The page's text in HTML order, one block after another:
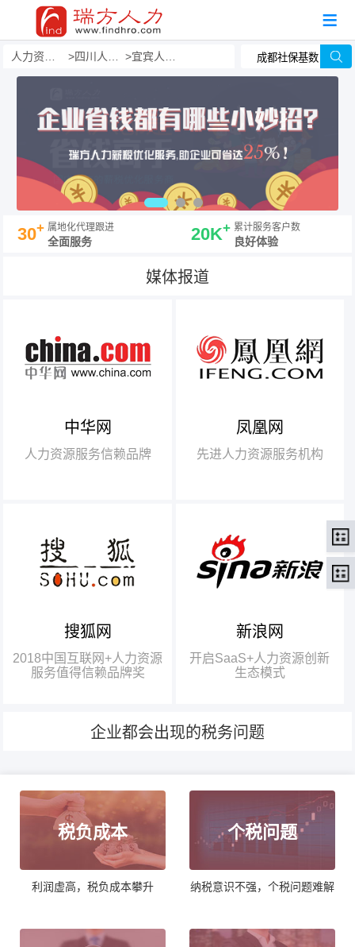
四川人力资源外包公司 宜宾人力资源外包公司
30+ 属地化代理跟进
全面服务 20K+ 累计服务客户数
良好体验
媒体报道
中华网
人力资源服务信赖品牌
【腾讯】“2018中国互联网
+行业领军企业奖”
【瑞方】“2018中国互联网
凤凰网
先进人力资源服务机构
搜狐网
2018中国互联网+人力资源
服务值得信赖品牌奖
瑞方人力获得人力资源行业唯
一奖项——“2018中国互联网+人
力资源服务值得信赖品牌奖”
新浪网
开启SaaS+人力资源创新
生态模式
企业都会出现的税务问题
税负成本
利润虚高，税负成本攀升
个税问题
纳税意识不强，个税问题难解